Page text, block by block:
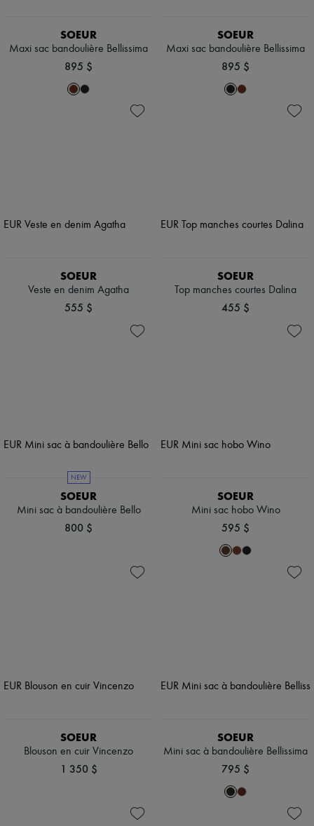
SOEUR
Maxi sac bandoulière Bellissima
895 $
SOEUR
Maxi sac bandoulière Bellissima
895 $
SOEUR
Veste en denim Agatha
555 $
SOEUR
Top manches courtes Dalina
455 $
NEW
SOEUR
Mini sac à bandoulière Bello
800 $
SOEUR
Mini sac hobo Wino
595 $
SOEUR
Blouson en cuir Vincenzo
1 350 $
SOEUR
Mini sac à bandoulière Bellissima
795 $